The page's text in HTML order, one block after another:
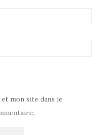
mon site dans le